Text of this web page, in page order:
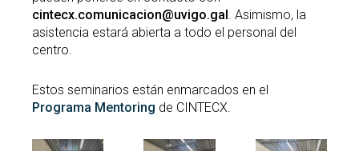
cintecx.comunicacion@uvigo.gal . Asimismo, la
asistencia estará abierta a todo el personal del
centro.
Estos seminarios están enmarcados en el
Programa Mentoring de CINTECX.